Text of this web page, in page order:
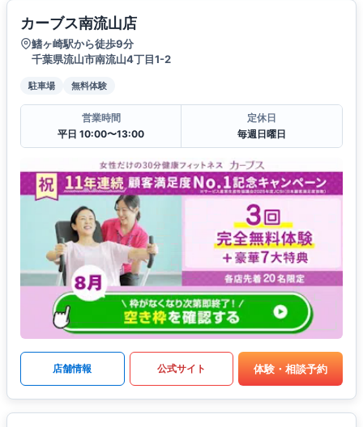
カーブス南流山店
鰭ヶ崎駅から徒歩9分
千葉県流山市南流山4丁目1-2
駐車場 無料体験
営業時間
平日 10:00〜13:00
定休日
毎週日曜日
店舗情報 公式サイト 体験・相談予約